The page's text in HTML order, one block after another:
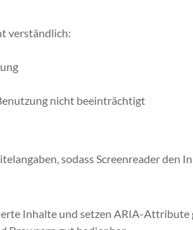
verständlich:
nicht beeinträchtigt
sodass Screenreader den
Inhalte und setzen ARIA-